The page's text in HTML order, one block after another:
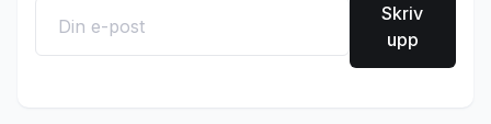
Skriv
upp